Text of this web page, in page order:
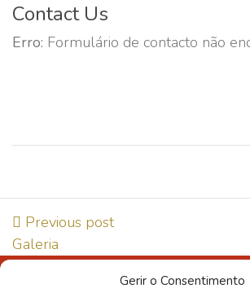
Gerir o Consentimento
Contact Us
Erro: Formulário de contacto não
Previous post
Galeria